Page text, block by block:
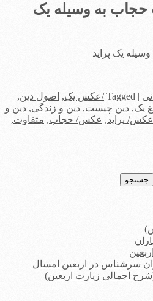
حجاب به وسیله یک
یک پراید
|
Tagged /عکس یک, اصول دین,
یک, دین چیست, دین و زندگی, دین و
عکس/ پراید, عکس/ حجاب, متفاوت,
اجمالی زیارت اربعین)